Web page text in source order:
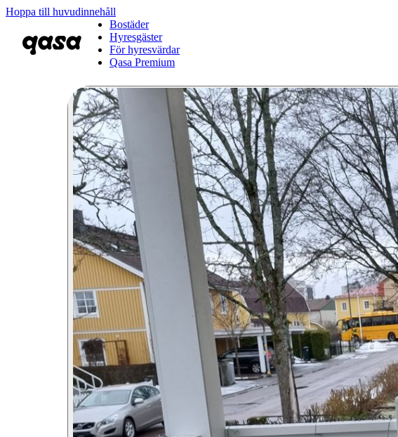
Hoppa till huvudinnehåll
Bostäder
Hyresgäster
För hyresvärdar
Qasa Premium